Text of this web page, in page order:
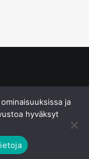
ja
hyväksyt